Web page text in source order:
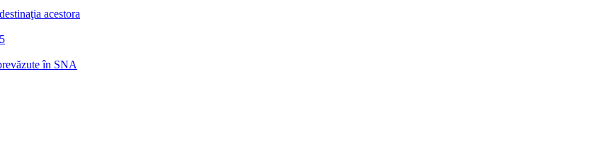
acestora
în SNA